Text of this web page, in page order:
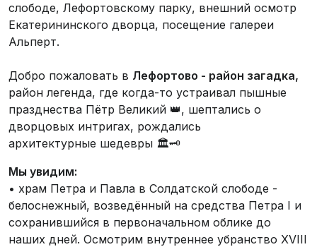
слободе, Лефортовскому парку, внешний осмотр
Екатерининского дворца, посещение галереи
Альперт.
Добро пожаловать в Лефортово - район загадка,
район легенда, где когда-то устраивал пышные
празднества Пётр Великий 👑, шептались о
дворцовых интригах, рождались
архитектурные шедевры 🏛️🗝️
Мы увидим:
• храм Петра и Павла в Солдатской слободе -
белоснежный, возведённый на средства Петра I и
сохранившийся в первоначальном облике до
наших дней. Осмотрим внутреннее убранство XVIII